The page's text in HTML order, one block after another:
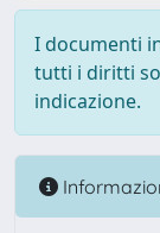
I documenti
tutti i diritti
indicazione.